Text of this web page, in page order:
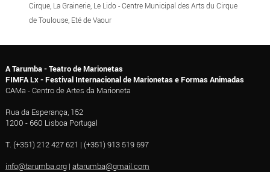
Cirque, La Grainerie, Le Lido - Centre Municipal des Arts du Cirque
de Toulouse, Eté de Vaour
A Tarumba - Teatro de Marionetas
FIMFA Lx - Festival Internacional de Marionetas e Formas Animadas
CAMa - Centro de Artes da Marioneta
Rua da Esperança, 152
1200 - 660 Lisboa Portugal
T. (+351) 212 427 621 | (+351) 913 519 697
info@tarumba.org| atarumba@gmail.com